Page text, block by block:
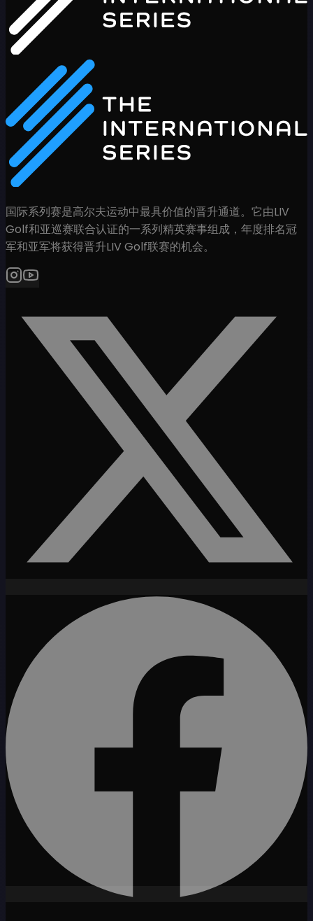
国际系列赛是高尔夫运动中最具价值的晋升通道。它由LIV
Golf和亚巡赛联合认证的一系列精英赛事组成，年度排名冠
军和亚军将获得晋升LIV Golf联赛的机会。